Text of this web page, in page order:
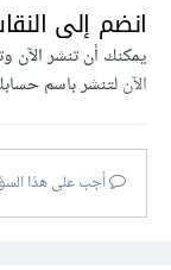
انضم إلى
يمكنك أن تنشر الآن
الآنلتنشر باسم
أجب على هذا